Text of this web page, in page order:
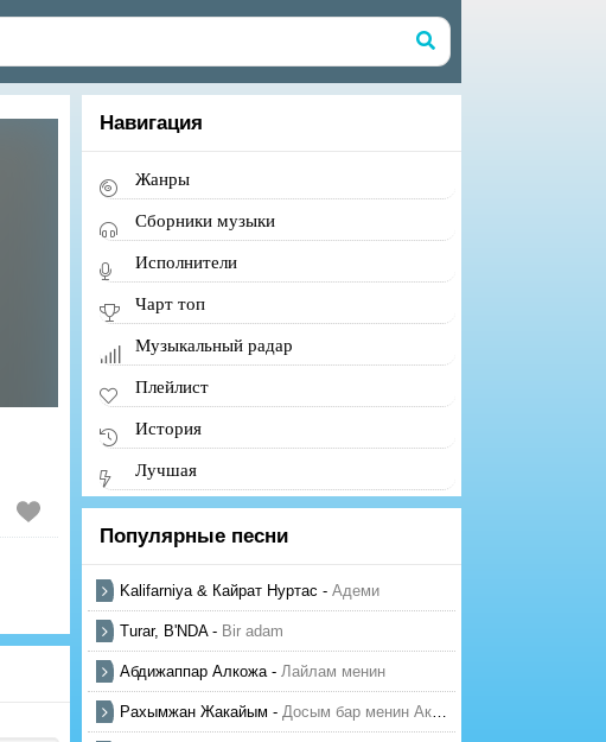
Навигация
Жанры
Сборники музыки
Исполнители
Чарт топ
Музыкальный радар
Плейлист
История
Лучшая
Популярные песни
Kalifarniya & Кайрат Нуртас - Адеми
Turar, B'NDA- Bir adam
Абдижаппар Алкожа- Лайлам менин
Рахымжан Жакайым - Досым бар менин Актауда